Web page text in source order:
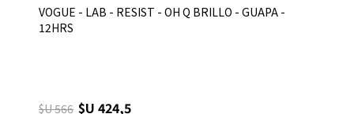
VOGUE - LAB - RESIST - OH Q BRILLO - GUAPA -
12HRS
$U 566 $U 424,5